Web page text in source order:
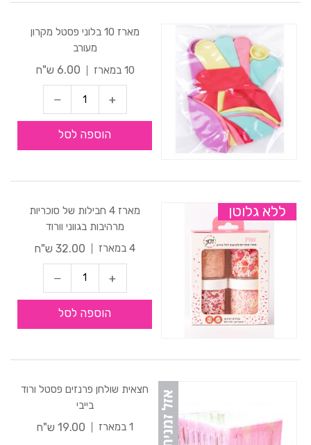
מארז 10 בלוני פסטל מקרון
מעורב
10 במארז
6.00 ש"ח
הוספה לסל
ללא גלוטן
מארז 4 חבילות של סוכריות
מרהיבות בגווני וורוד
4 במארז
32.00 ש"ח
הוספה לסל
חצאית שולחן פרנזים פסטל ורוד
בייבי
1 במארז
19.00 ש"ח